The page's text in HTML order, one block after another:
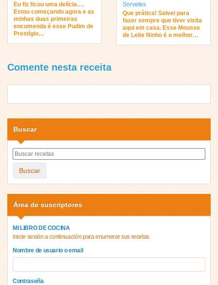
Eu fiz ficou uma delícia….
Estou começando agora e as
minhas duas primeiras
encomenda é esse Pudim de
Prestígio…
Sorvetes
Que prática! Salvei para
fazer sempre que tiver visita
aqui em casa. Esse Mousse
de Leite Ninho é o melhor…
Comente nesta receita
Buscar
Buscar
Área de suscriptores
MI LIBRO DE COCINA
Inicie sesión a continuación para enumerar sus recetas
Nombre de usuario o email
Contraseña